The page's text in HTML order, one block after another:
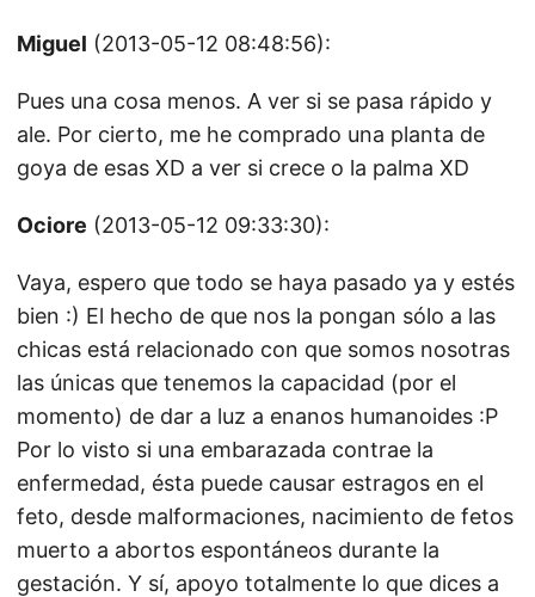
Miguel (2013-05-12 08:48:56):
Pues una cosa menos. A ver si se pasa rápido y
ale. Por cierto, me he comprado una planta de
goya de esas XD a ver si crece o la palma XD
Ociore (2013-05-12 09:33:30):
Vaya, espero que todo se haya pasado ya y estés
bien :) El hecho de que nos la pongan sólo a las
chicas está relacionado con que somos nosotras
las únicas que tenemos la capacidad (por el
momento) de dar a luz a enanos humanoides :P
Por lo visto si una embarazada contrae la
enfermedad, ésta puede causar estragos en el
feto, desde malformaciones, nacimiento de fetos
muerto a abortos espontáneos durante la
gestación. Y sí, apoyo totalmente lo que dices a